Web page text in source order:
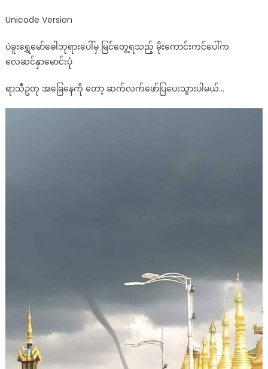
Unicode Version
ပဲခူးရွှေမော်ဓေါဘုရားပေါ်မှ မြင်တွေ့ရသည့် မိုးကောင်းကင်ပေါ်က
လေဆင်နှာမောင်းပုံ
ရာသီဥတု အခြေနေကို တော့ ဆက်လက်ဖော်ပြပေးသွားပါမယ်…